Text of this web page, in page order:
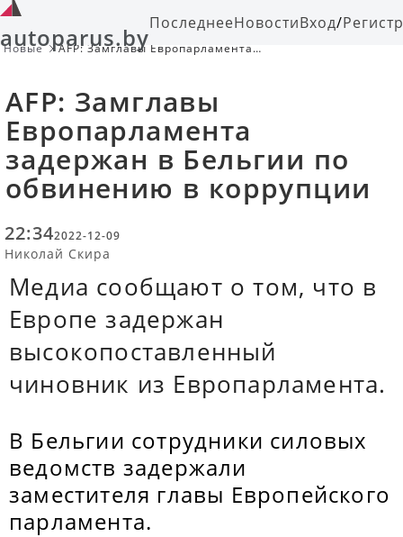
autoparus.byПоследнееНовостиВход/
Новые
AFP: Замглавы Европарламента
AFP: Замглавы
Европарламента
задержан в Бельгии по
обвинению в коррупции
22:342022-12-09
Николай Скира
Медиа сообщают о том, что в
Европе задержан
высокопоставленный
чиновник из Европарламента.
В Бельгии сотрудники силовых
ведомств задержали
заместителя главы Европейского
парламента.